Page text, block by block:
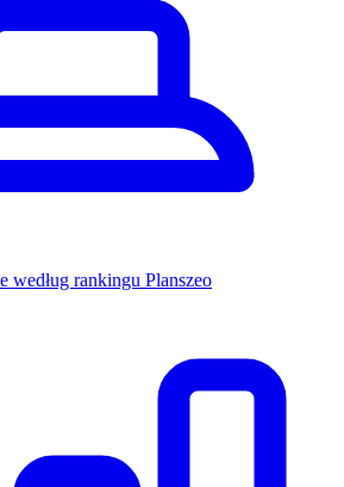
według rankingu Planszeo